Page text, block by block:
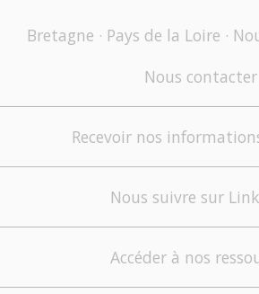
Bretagne · Pays de la Loire ·
Nous contacter
Recevoir nos
Nous suivre sur
Accéder à nos